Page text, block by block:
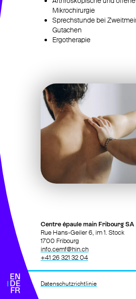
wo
ihr
&
FR
DE
EN
Mikrochirurgie
Sprechstunde bei
Gutachen
Ergotherapie
Centre épaule main Fribourg SA
Rue Hans-Geiler 6, im 1. Stock
1700 Fribourg
info.cemf@hin.ch
+41 26 321 32 04
Datenschutzrichtlinie